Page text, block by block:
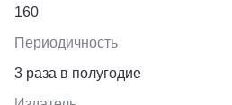
160
Периодичность
3 раза в полугодие